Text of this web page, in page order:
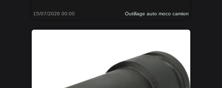
15/07/2026 00:00 Outillage auto moco camion